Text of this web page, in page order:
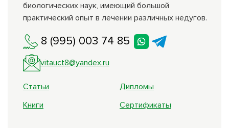
биологических наук, имеющий большой
практический опыт в лечении различных недугов.
8 (995) 003 74 85
vitauct8@yandex.ru
Статьи
Дипломы
Книги
Сертификаты